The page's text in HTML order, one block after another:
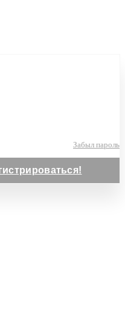
Забыл пароль